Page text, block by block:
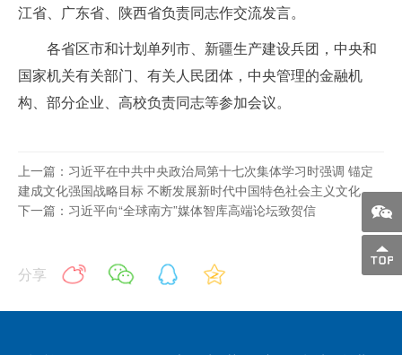
江省、广东省、陕西省负责同志作交流发言。
各省区市和计划单列市、新疆生产建设兵团，中央和
国家机关有关部门、有关人民团体，中央管理的金融机
构、部分企业、高校负责同志等参加会议。
上一篇：习近平在中共中央政治局第十七次集体学习时强调 锚定
建成文化强国战略目标 不断发展新时代中国特色社会主义文化
下一篇：习近平向“全球南方”媒体智库高端论坛致贺信
分享